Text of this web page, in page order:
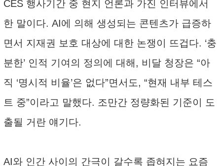
CES 행사기간 중 현지 언론과 가진 인터뷰에서
한 말이다. AI에 의해 생성되는 콘텐츠가 급증하
면서 지재권 보호 대상에 대한 논쟁이 뜨겁다. ‘충
분한’ 인적 기여의 정의에 대해, 비달 청장은 “아
직 ‘명시적 비율’은 없다”면서도, “현재 내부 테스
트 중”이라고 말했다. 조만간 정량화된 기준이 도
출될 거란 얘기다.
AI와 인간 사이의 간극이 갈수록 좁혀지는 요즘